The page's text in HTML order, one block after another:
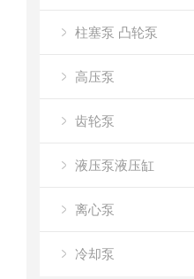
柱塞泵 凸轮泵
高压泵
齿轮泵
液压泵液压缸
离心泵
冷却泵